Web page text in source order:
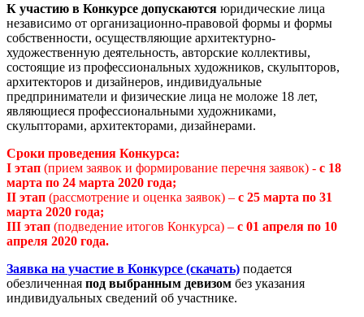
К участию в Конкурсе допускаются юридические лица
независимо от организационно-правовой формы и формы
собственности, осуществляющие архитектурно-
художественную деятельность, авторские коллективы,
состоящие из профессиональных художников, скульпторов,
архитекторов и дизайнеров, индивидуальные
предприниматели и физические лица не моложе 18 лет,
являющиеся профессиональными художниками,
скульпторами, архитекторами, дизайнерами.
Сроки проведения Конкурса:
I этап (прием заявок и формирование перечня заявок) - с 18
марта по 24 марта 2020 года;
II этап (рассмотрение и оценка заявок) – с 25 марта по 31
марта 2020 года;
III этап (подведение итогов Конкурса) – с 01 апреля по 10
апреля 2020 года.
Заявка на участие в Конкурсе (скачать) подается
обезличенная под выбранным девизом без указания
индивидуальных сведений об участнике.